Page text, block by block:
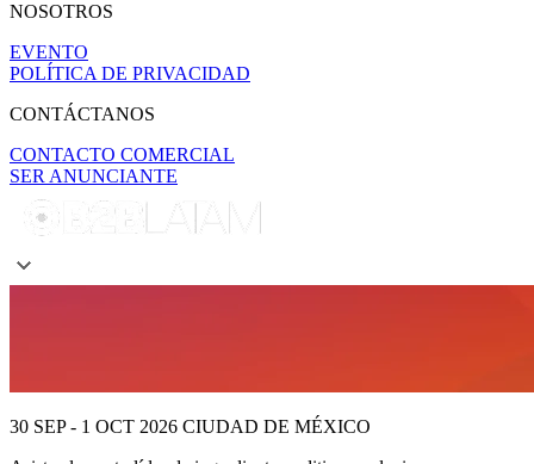
NOSOTROS
EVENTO
POLÍTICA DE PRIVACIDAD
CONTÁCTANOS
CONTACTO COMERCIAL
SER ANUNCIANTE
30 SEP - 1 OCT 2026 CIUDAD DE MÉXICO